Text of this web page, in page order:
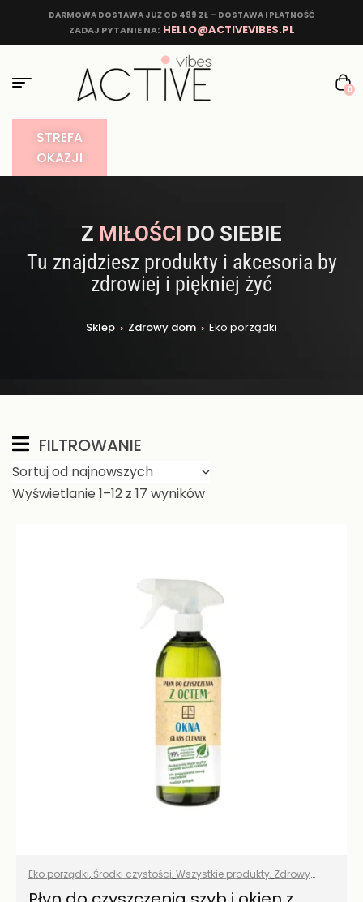
DARMOWA DOSTAWA JUŻ OD 499 ZŁ – DOSTAWA I PŁATNOŚĆ
ZADAJ PYTANIE NA: HELLO@ACTIVEVIBES.PL
0
STREFA
OKAZJI
Z MIŁOŚCI DO SIEBIE
Tu znajdziesz produkty i akcesoria by
zdrowiej i piękniej żyć
Sklep › Zdrowy dom › Eko porządki
FILTROWANIE
Wyświetlanie 1–12 z 17 wyników
Eko porządki, Środki czystości,Wszystkie produkty, Zdrowy
dom